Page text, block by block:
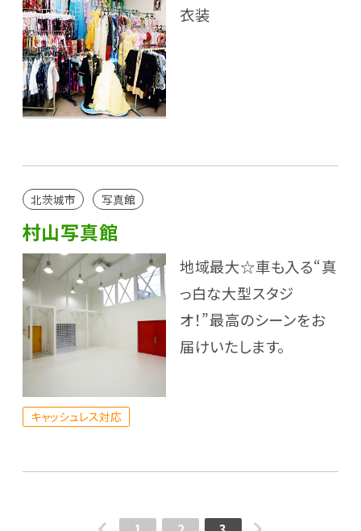
衣装
北茨城市 写真館
村山写真館
地域最大☆車も入る“真
っ白な大型スタジ
オ！”最高のシーンをお
届けいたします。
キャッシュレス対応